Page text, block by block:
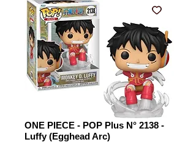
ONE PIECE - POP Plus N° 2138 -
Luffy (Egghead Arc)